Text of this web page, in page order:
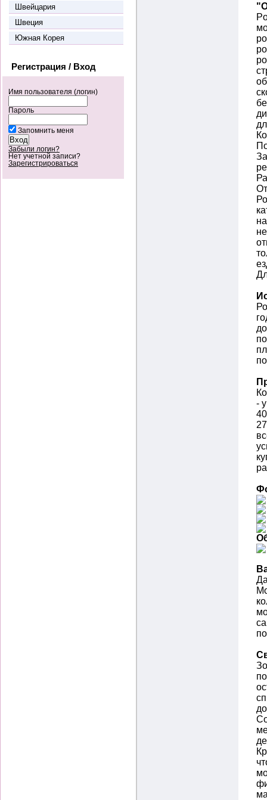
Швейцария
Швеция
Южная Корея
Регистрация / Вход
Имя пользователя (логин)
Пароль
Запомнить меня
Забыли логин?
Нет учетной записи?
Зарегистрироваться
-